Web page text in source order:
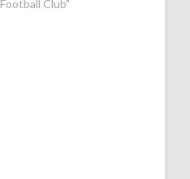
Football Club"